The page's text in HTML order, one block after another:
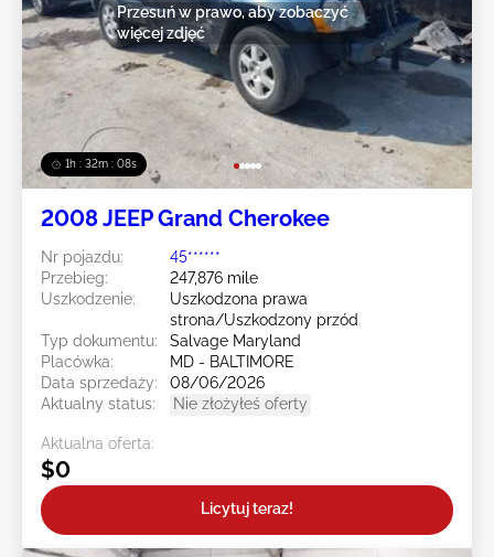
1h : 32m : 05s
Przesuń w prawo, aby zobaczyć
więcej zdjęć
2008 JEEP Grand Cherokee
Nr pojazdu:
45******
Przebieg:
247,876 mile
Uszkodzenie:
Uszkodzona prawa
strona/Uszkodzony przód
Typ dokumentu:
Salvage Maryland
Placówka:
MD - BALTIMORE
Data sprzedaży:
08/06/2026
Aktualny status:
Nie złożyłeś oferty
Aktualna oferta:
$0
Licytuj teraz!